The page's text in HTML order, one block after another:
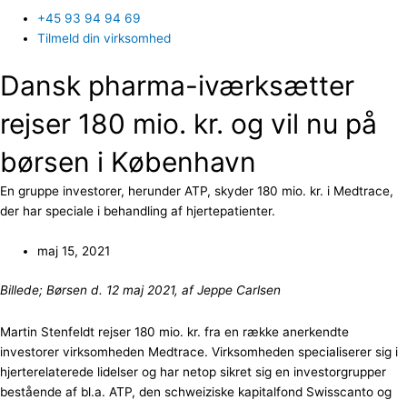
+45 93 94 94 69
Tilmeld din virksomhed
Dansk pharma-iværksætter
rejser 180 mio. kr. og vil nu på
børsen i København
En gruppe investorer, herunder ATP, skyder 180 mio. kr. i Medtrace,
der har speciale i behandling af hjertepatienter.
maj 15, 2021
Billede; Børsen d. 12 maj 2021, af Jeppe Carlsen
Martin Stenfeldt rejser 180 mio. kr. fra en række anerkendte
investorer virksomheden Medtrace. Virksomheden specialiserer sig i
hjerterelaterede lidelser og har netop sikret sig en investorgrupper
bestående af bl.a. ATP, den schweiziske kapitalfond Swisscanto og